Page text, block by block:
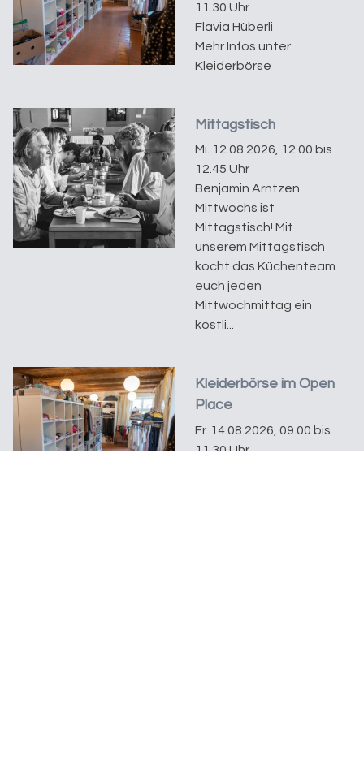
11.30 Uhr
Flavia Hüberli
Mehr Infos unter
Kleiderbörse
Mittagstisch
Mi. 12.08.2026, 12.00 bis
12.45 Uhr
Benjamin Arntzen
Mittwochs ist
Mittagstisch! Mit
unserem Mittagstisch
kocht das Küchenteam
euch jeden
Mittwochmittag ein
köstli...
Kleiderbörse im Open
Place
Fr. 14.08.2026, 09.00 bis
11.30 Uhr